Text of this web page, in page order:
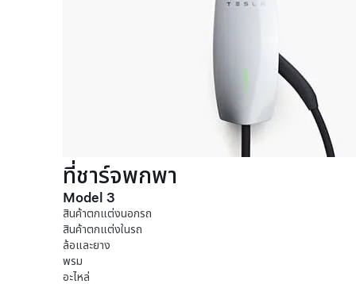
ที่ชาร์จพกพา
Model 3
สินค้าตกแต่งนอกรถ
สินค้าตกแต่งในรถ
ล้อและยาง
พรม
อะไหล่